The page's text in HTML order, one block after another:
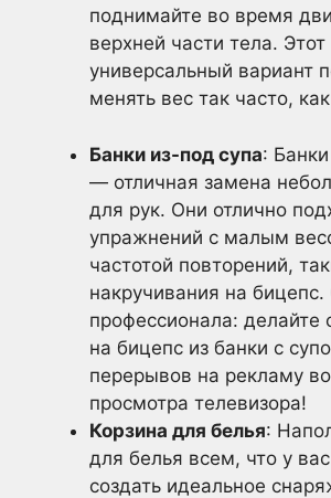
поднимайте во время
верхней части тела. Этот
универсальный вариант
менять вес так часто,
Банки из-под супа:
— отличная замена
для рук. Они отлично
упражнений с малым
частотой повторений,
накручивания на бицепс.
профессионала: делайте
на бицепс из банки с
перерывов на рекламу
просмотра телевизора!
Корзина для белья:
для белья всем, что у
создать идеальное